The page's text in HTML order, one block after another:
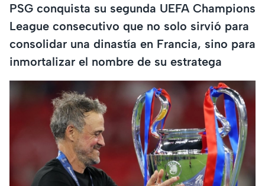
PSG conquista su segunda UEFA Champions
League consecutivo que no solo sirvió para
consolidar una dinastía en Francia, sino para
inmortalizar el nombre de su estratega